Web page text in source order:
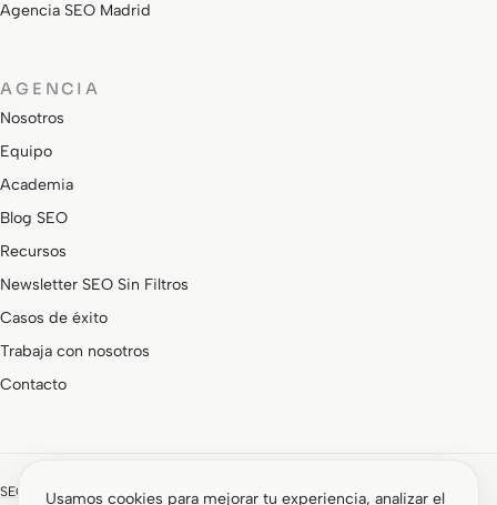
Agencia SEO Madrid
AGENCIA
Nosotros
Equipo
Academia
Blog SEO
Recursos
Newsletter SEO Sin Filtros
Casos de éxito
Trabaja con nosotros
Contacto
SEOCOM forma parte de un grupo de marcas especializadas:
Usamos cookies para mejorar tu experiencia, analizar el